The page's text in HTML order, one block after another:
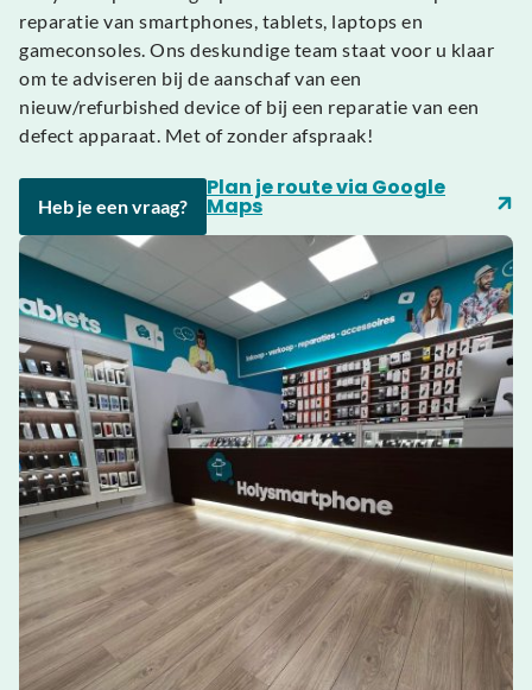
reparatie van smartphones, tablets, laptops en
gameconsoles. Ons deskundige team staat voor u klaar
om te adviseren bij de aanschaf van een
nieuw/refurbished device of bij een reparatie van een
defect apparaat. Met of zonder afspraak!
Heb je een vraag?
Plan je route via Google
Maps